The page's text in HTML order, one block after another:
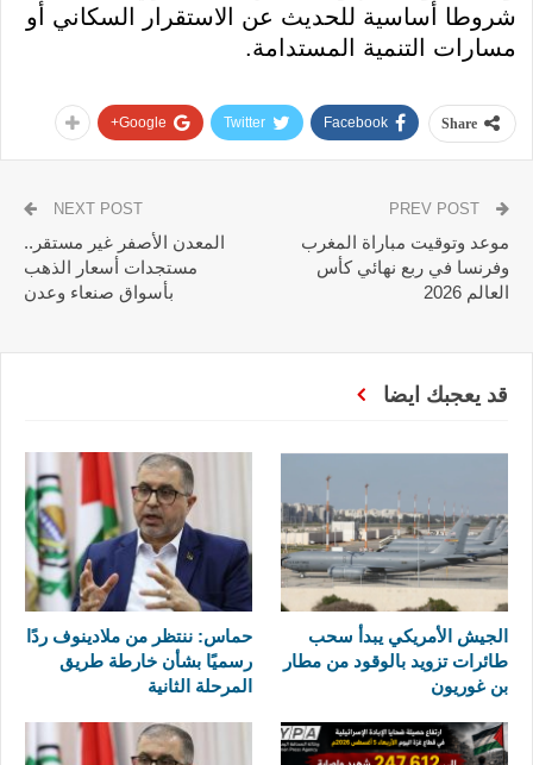
شروطا أساسية للحديث عن الاستقرار السكاني أو
مسارات التنمية المستدامة.
Share
Facebook
Twitter
Google+
موعد وتوقيت مباراة المغرب
وفرنسا في ربع نهائي كأس
العالم 2026
NEXT POST
المعدن الأصفر غير مستقر..
مستجدات أسعار الذهب
بأسواق صنعاء وعدن
قد يعجبك ايضا
الجيش الأمريكي يبدأ سحب
طائرات تزويد بالوقود من مطار
بن غوريون
حماس: ننتظر من ملادينوف ردًا
رسميًا بشأن خارطة طريق
المرحلة الثانية